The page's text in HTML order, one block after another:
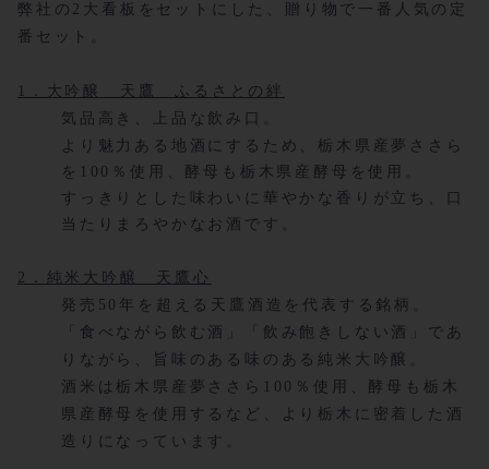
弊社の2大看板をセットにした、贈り物で一番人気の定
番セット。
1．大吟醸 天鷹 ふるさとの絆
気品高き、上品な飲み口。
より魅力ある地酒にするため、栃木県産夢ささら
を100％使用、酵母も栃木県産酵母を使用。
すっきりとした味わいに華やかな香りが立ち、口
当たりまろやかなお酒です。
2．純米大吟醸 天鷹心
発売50年を超える天鷹酒造を代表する銘柄。
「食べながら飲む酒」「飲み飽きしない酒」であ
りながら、旨味のある味のある純米大吟醸。
酒米は栃木県産夢ささら100％使用、酵母も栃木
県産酵母を使用するなど、より栃木に密着した酒
造りになっています。